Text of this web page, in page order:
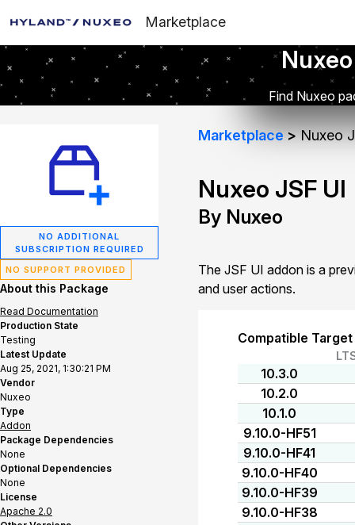
Marketplace
Find Nuxeo
NO ADDITIONAL
SUBSCRIPTION REQUIRED
NO SUPPORT PROVIDED
About this Package
Read Documentation
Production State
Testing
Latest Update
Aug 25, 2021, 1:30:21 PM
Vendor
Nuxeo
Type
Addon
Package Dependencies
None
Optional Dependencies
None
License
Apache 2.0
Marketplace Nuxeo
Nuxeo JSF UI
By Nuxeo
The JSF UI addon is a
and user actions.
Compatible
10.3.0
10.2.0
10.1.0
9.10.0-HF51
9.10.0-HF41
9.10.0-HF40
9.10.0-HF39
9.10.0-HF38